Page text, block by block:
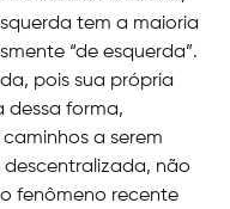
tem a maioria
“de esquerda”.
pois sua própria
dessa forma,
a serem
descentralizada, não
fenômeno recente